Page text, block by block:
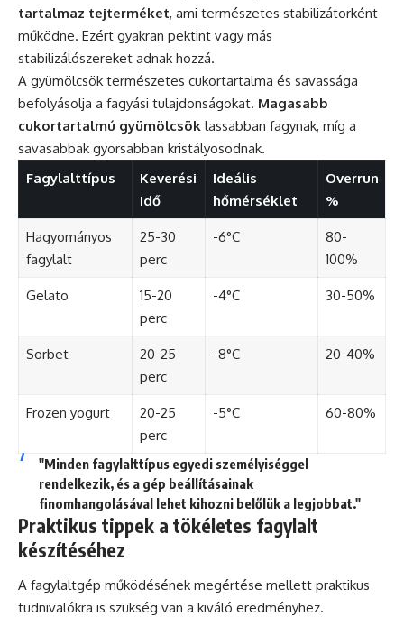
tartalmaz tejterméket, ami természetes stabilizátorként
működne. Ezért gyakran pektint vagy más
stabilizálószereket adnak hozzá.
A gyümölcsök természetes cukortartalma és savassága
befolyásolja a fagyási tulajdonságokat. Magasabb
cukortartalmú gyümölcsök lassabban fagynak, míg a
savasabbak gyorsabban kristályosodnak.
Fagylalttípus
Keverési
idő
Ideális
hőmérséklet
Overrun
%
Hagyományos
fagylalt
25-30
perc
-6°C
80-
100%
Gelato
15-20
perc
-4°C 30-50%
Sorbet
20-25
perc
-8°C 20-40%
Frozen yogurt
20-25
perc
-5°C 60-80%
"Minden fagylalttípus egyedi személyiséggel
rendelkezik, és a gép beállításainak
finomhangolásával lehet kihozni belőlük a legjobbat."
Praktikus tippek a tökéletes fagylalt
készítéséhez
A fagylaltgép működésének megértése mellett praktikus
tudnivalókra is szükség van a kiváló eredményhez.